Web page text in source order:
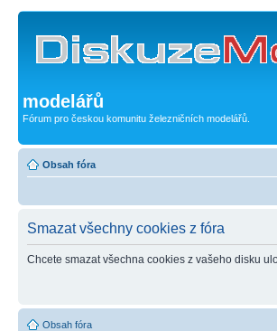
modelářů
Fórum pro českou komunitu železničních modelářů.
Obsah fóra
Smazat všechny cookies z fóra
Chcete smazat všechna cookies z vašeho disku
Obsah fóra